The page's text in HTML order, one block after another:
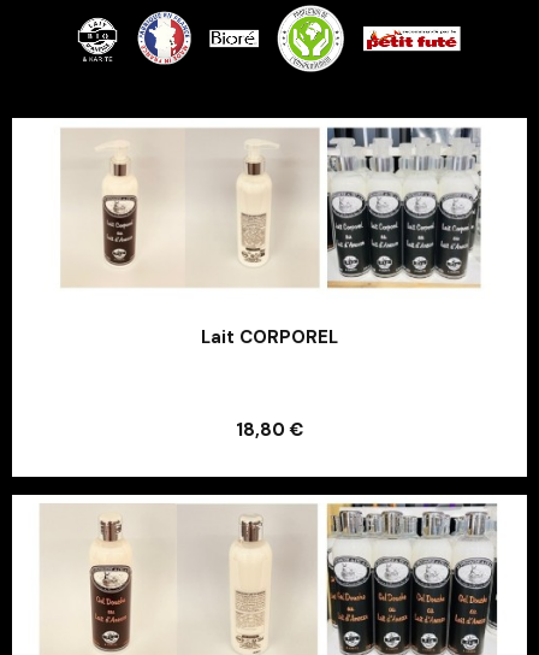
Lait CORPOREL
18,80 €
Ajouter au panier